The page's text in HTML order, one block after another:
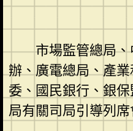
市場監管總局、
辦、廣電總局、產
委、國民銀行、銀
局有關司局引導列席